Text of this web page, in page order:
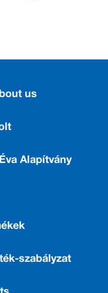
us
Alapítvány
szabályzat